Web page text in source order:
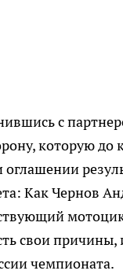
с
которую до
Как Чернов
свои причины,
чемпионата.